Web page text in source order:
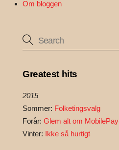
Om bloggen
Greatest hits
2015
Sommer: Folketingsvalg
Forår: Glem alt om MobilePay
Vinter: Ikke så hurtigt